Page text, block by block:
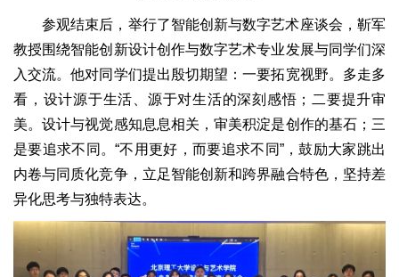
参观结束后，举行了智能创新与数字艺术座谈会，靳军
教授围绕智能创新设计创作与数字艺术专业发展与同学们深
入交流。他对同学们提出殷切期望：一要拓宽视野。多走多
看，设计源于生活、源于对生活的深刻感悟；二要提升审
美。设计与视觉感知息息相关，审美积淀是创作的基石；三
是要追求不同。“不用更好，而要追求不同”，鼓励大家跳出
内卷与同质化竞争，立足智能创新和跨界融合特色，坚持差
异化思考与独特表达。